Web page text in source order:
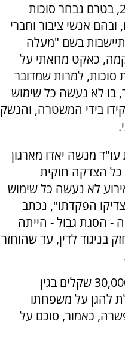
האירוע התרחש בפברואר 2022, בטרם נבחר סוכות
אנשי ציבור וחברי
בשם "מעלה
קמה, כאקט מחאתי על
למרות שמדובר
בו לא נעשה כל שימוש
בידי המשטרה, והנשק
מנשה יאדו מארגון
כל הצדקה חוקית
לא נעשה כל שימוש
הפקדתו", נכתב
- הסגת גבול - הייתה
בניגוד לדין, עד שהוחזר
סוכות דרש בתחילה פיצוי של 30,000 שקלים בגין
להגן על משפחתו
כאמור, סוכם על